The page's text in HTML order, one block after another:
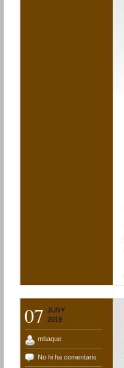
07
JUNY
2019
mbaque
No hi ha comentaris